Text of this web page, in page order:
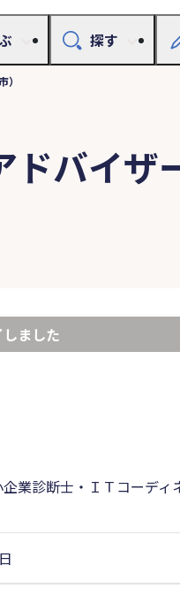
探す
バイザ
ました
業診断士・ＩＴコーデ